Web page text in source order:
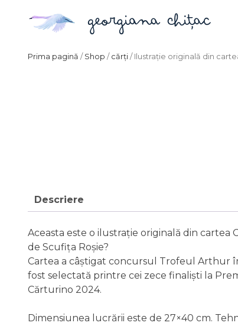
Prima pagină / Shop / cărți / Ilustrație originală din
Descriere
Aceasta este o ilustrație originală din cartea
de Scufița Roșie?
Cartea a câștigat concursul Trofeul Arthur
fost selectată printre cei zece finaliști la
Cărturino 2024.
Dimensiunea lucrării este de 27×40 cm.